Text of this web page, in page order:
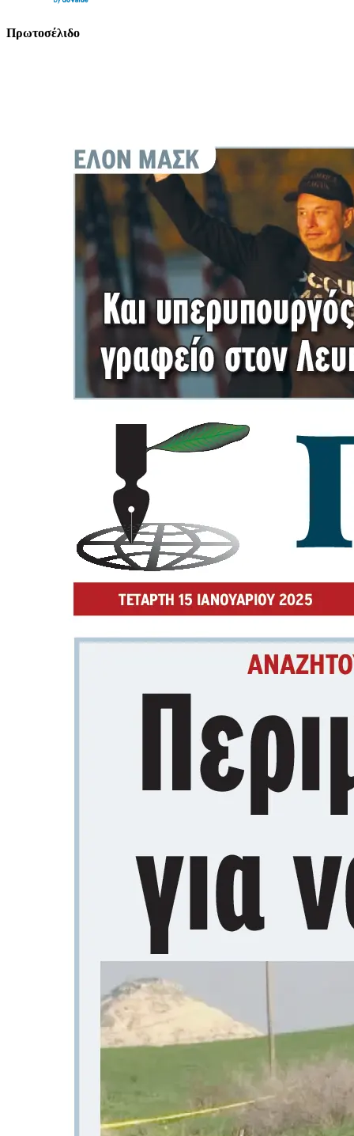
Πρωτοσέλιδο